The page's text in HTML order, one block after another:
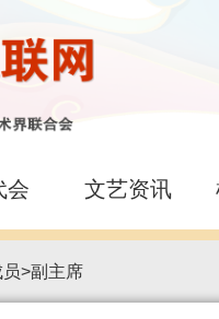
会 文艺资讯
>副主席